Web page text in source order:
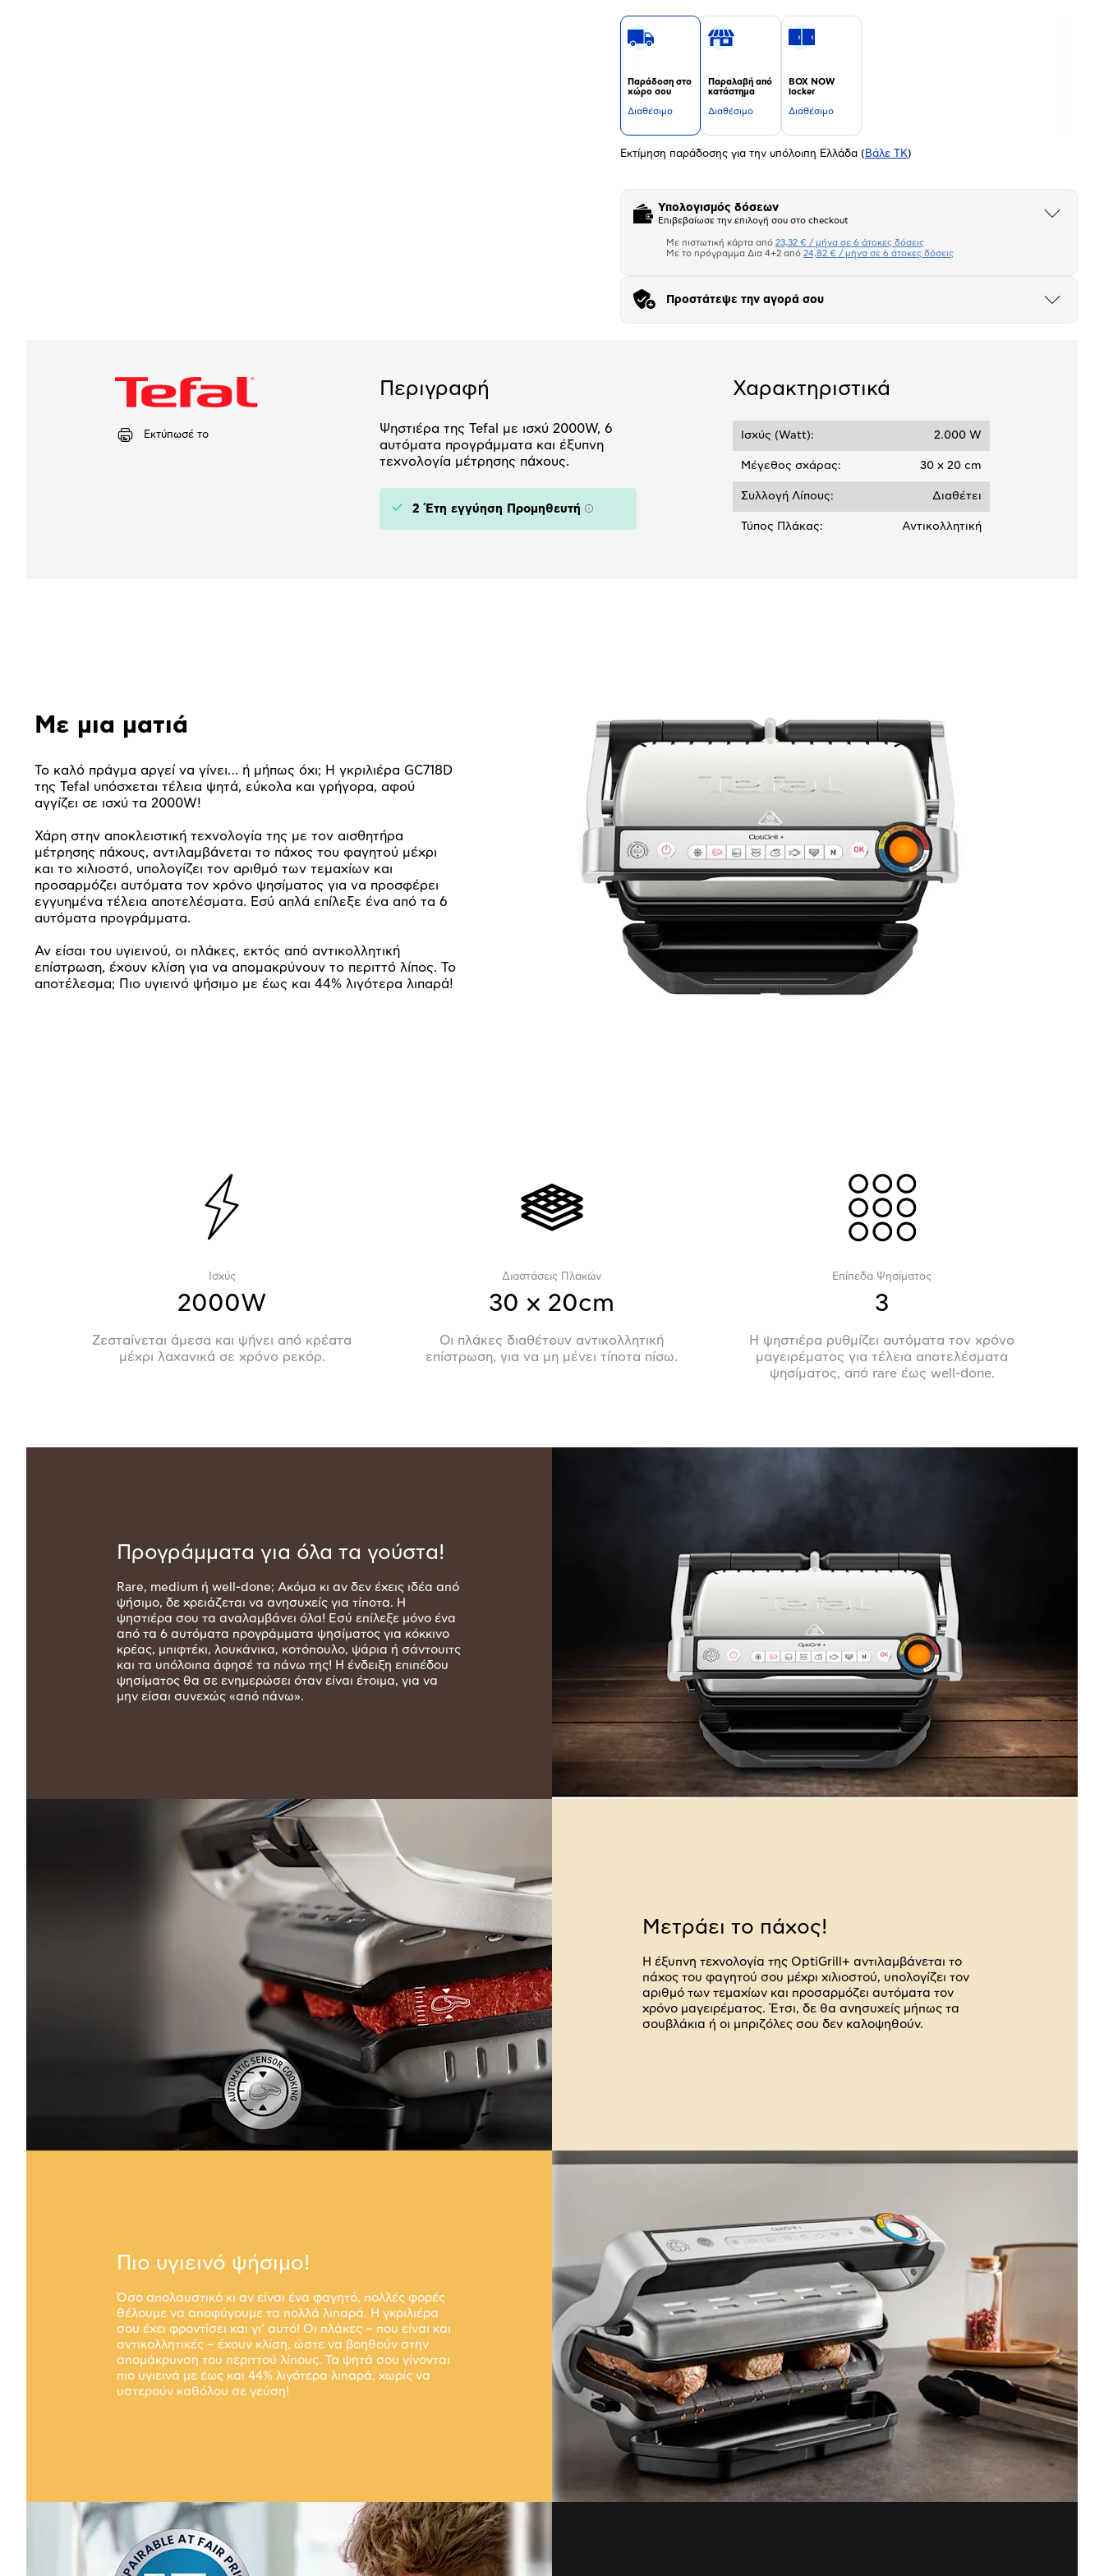
Παράδοση στο
χώρο σου
Διαθέσιμο
Παραλαβή από
κατάστημα
Διαθέσιμο
BOX NOW
locker
Διαθέσιμο
Εκτίμηση παράδοσης για την υπόλοιπη Ελλάδα ( Βάλε ΤΚ)
Υπολογισμός δόσεων
Επιβεβαίωσε την επιλογή σου στο checkout
Άνοιξε
Πιστωτική κάρτα
Με πιστωτική κάρτα από 23,32 € / μήνα σε 6 άτοκες δόσεις
Με το πρόγραμμα Δια 4+2 από 24,82 € / μήνα σε 6 άτοκες δόσεις
Προστάτεψε την αγορά σου
Άνοιξε
Εκτύπωσέ το
Περιγραφή
Ψηστιέρα της Tefal με ισχύ 2000W, 6
αυτόματα προγράμματα και έξυπνη
τεχνολογία μέτρησης πάχους.
2 Έτη εγγύηση Προμηθευτή Πληροφορίες
Χαρακτηριστικά
Ισχύς (Watt): 2.000 W
Μέγεθος σχάρας: 30 x 20 cm
Συλλογή Λίπους: Διαθέτει
Τύπος Πλάκας: Αντικολλητική
Με μια ματιά
Το καλό πράγμα αργεί να γίνει… ή μήπως όχι; Η γκριλιέρα GC718D
της Tefal υπόσχεται τέλεια ψητά, εύκολα και γρήγορα, αφού
αγγίζει σε ισχύ τα 2000W!
Χάρη στην αποκλειστική τεχνολογία της με τον αισθητήρα
μέτρησης πάχους, αντιλαμβάνεται το πάχος του φαγητού μέχρι
και το χιλιοστό, υπολογίζει τον αριθμό των τεμαχίων και
προσαρμόζει αυτόματα τον χρόνο ψησίματος για να προσφέρει
εγγυημένα τέλεια αποτελέσματα. Εσύ απλά επίλεξε ένα από τα 6
αυτόματα προγράμματα.
Αν είσαι του υγιεινού, οι πλάκες, εκτός από αντικολλητική
επίστρωση, έχουν κλίση για να απομακρύνουν το περιττό λίπος. Το
αποτέλεσμα; Πιο υγιεινό ψήσιμο με έως και 44% λιγότερα λιπαρά!
Ισχύς
2000W
Ζεσταίνεται άμεσα και ψήνει από κρέατα
μέχρι λαχανικά σε χρόνο ρεκόρ.
Διαστάσεις Πλακών
30 x 20cm
Οι πλάκες διαθέτουν αντικολλητική
επίστρωση, για να μη μένει τίποτα πίσω.
Επίπεδα Ψησίματος
3
Η ψηστιέρα ρυθμίζει αυτόματα τον χρόνο
μαγειρέματος για τέλεια αποτελέσματα
ψησίματος, από rare έως well-done.
Προγράμματα για όλα τα γούστα!
Rare, medium ή well-done; Ακόμα κι αν δεν έχεις ιδέα από
ψήσιμο, δε χρειάζεται να ανησυχείς για τίποτα. Η
ψηστιέρα σου τα αναλαμβάνει όλα! Εσύ επίλεξε μόνο ένα
από τα 6 αυτόματα προγράμματα ψησίματος για κόκκινο
κρέας, μπιφτέκι, λουκάνικα, κοτόπουλο, ψάρια ή σάντουιτς
και τα υπόλοιπα άφησέ τα πάνω της! Η ένδειξη επιπέδου
ψησίματος θα σε ενημερώσει όταν είναι έτοιμα, για να
μην είσαι συνεχώς «από πάνω».
Μετράει το πάχος!
Η έξυπνη τεχνολογία της OptiGrill+ αντιλαμβάνεται το
πάχος του φαγητού σου μέχρι χιλιοστού, υπολογίζει τον
αριθμό των τεμαχίων και προσαρμόζει αυτόματα τον
χρόνο μαγειρέματος. Έτσι, δε θα ανησυχείς μήπως τα
σουβλάκια ή οι μπριζόλες σου δεν καλοψηθούν.
Πιο υγιεινό ψήσιμο!
Όσο απολαυστικό κι αν είναι ένα φαγητό, πολλές φορές
θέλουμε να αποφύγουμε τα πολλά λιπαρά. Η γκριλιέρα
σου έχει φροντίσει και γι’ αυτό! Οι πλάκες – που είναι και
αντικολλητικές – έχουν κλίση, ώστε να βοηθούν στην
απομάκρυνση του περιττού λίπους. Τα ψητά σου γίνονται
πιο υγιεινά με έως και 44% λιγότερα λιπαρά, χωρίς να
υστερούν καθόλου σε γεύση!